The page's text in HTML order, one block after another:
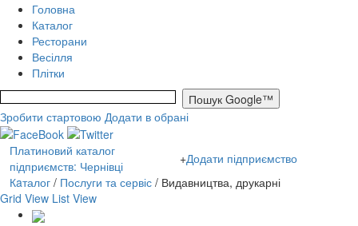
Головна
Каталог
Ресторани
Весілля
Плітки
Зробити стартовою Додати в обрані
Платиновий каталог
підприємств: Чернівці
+Додати підприємство
Кaталог/ Послуги та сервіс/ Видавництва, друкарні
Grid View List View